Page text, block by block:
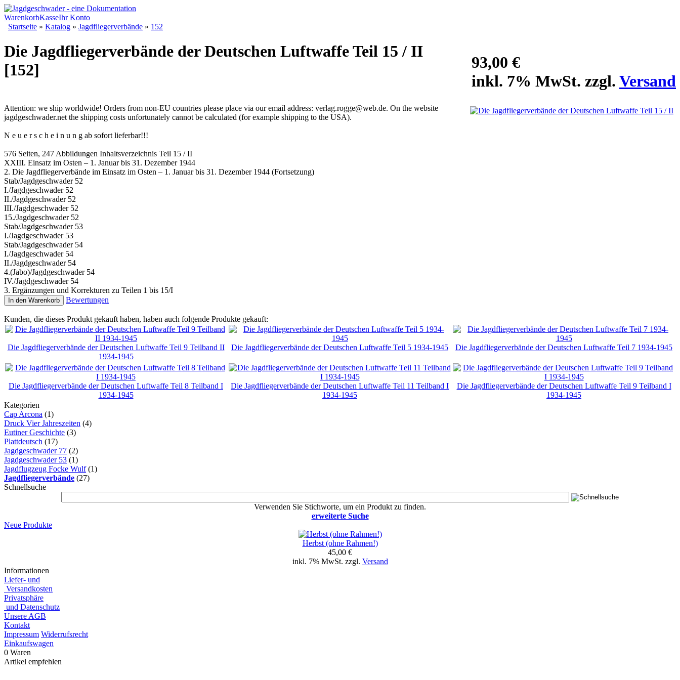
WarenkorbKasseIhr Konto
Startseite » Katalog » Jagdfliegerverbände » 152
93,00 €
inkl. 7% MwSt. zzgl. Versand
Die Jagdfliegerverbände der Deutschen Luftwaffe Teil 15 / II
[152]
Attention: we ship worldwide! Orders from non-EU countries please place via our email address: verlag.rogge@web.de. On the website
jagdgeschwader.net the shipping costs unfortunately cannot be calculated (for example shipping to the USA).
N e u e r s c h e i n u n g ab sofort lieferbar!!!
576 Seiten, 247 Abbildungen Inhaltsverzeichnis Teil 15 / II
XXIII. Einsatz im Osten – 1. Januar bis 31. Dezember 1944
2. Die Jagdfliegerverbände im Einsatz im Osten – 1. Januar bis 31. Dezember 1944 (Fortsetzung)
Stab/Jagdgeschwader 52
I./Jagdgeschwader 52
II./Jagdgeschwader 52
III./Jagdgeschwader 52
15./Jagdgeschwader 52
Stab/Jagdgeschwader 53
I./Jagdgeschwader 53
Stab/Jagdgeschwader 54
I./Jagdgeschwader 54
II./Jagdgeschwader 54
4.(Jabo)/Jagdgeschwader 54
IV./Jagdgeschwader 54
3. Ergänzungen und Korrekturen zu Teilen 1 bis 15/I
In den Warenkorb Bewertungen
Kunden, die dieses Produkt gekauft haben, haben auch folgende Produkte gekauft:
Die Jagdfliegerverbände der Deutschen Luftwaffe Teil 9 Teilband II
1934-1945
Die Jagdfliegerverbände der Deutschen Luftwaffe Teil 5 1934-1945 Die Jagdfliegerverbände der Deutschen Luftwaffe Teil 7 1934-1945
Die Jagdfliegerverbände der Deutschen Luftwaffe Teil 8 Teilband I
1934-1945
Die Jagdfliegerverbände der Deutschen Luftwaffe Teil 11 Teilband I
1934-1945
Die Jagdfliegerverbände der Deutschen Luftwaffe Teil 9 Teilband I
1934-1945
Kategorien
Cap Arcona (1)
Druck Vier Jahreszeiten (4)
Eutiner Geschichte (3)
Plattdeutsch (17)
Jagdgeschwader 77 (2)
Jagdgeschwader 53 (1)
Jagdflugzeug Focke Wulf(1)
Jagdfliegerverbände (27)
Schnellsuche
Verwenden Sie Stichworte, um ein Produkt zu finden.
erweiterte Suche
Neue Produkte
Herbst (ohne Rahmen!)
45,00 €
inkl. 7% MwSt. zzgl. Versand
Informationen
Liefer- und
Versandkosten
Privatsphäre
und Datenschutz
Unsere AGB
Kontakt
Impressum Widerrufsrecht
Einkaufswagen
0 Waren
Artikel empfehlen